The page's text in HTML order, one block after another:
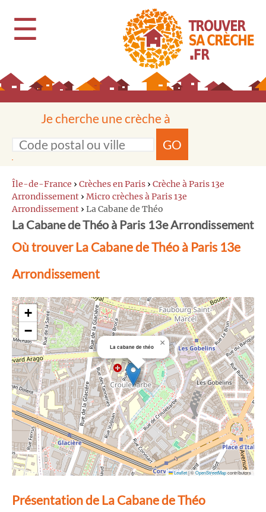
☰
Je cherche une crèche à
GO
Île-de-France › Crèches en Paris › Crèche à Paris 13e
Arrondissement › Micro crèches à Paris 13e
Arrondissement › La Cabane de Théo
La Cabane de Théo à Paris 13e Arrondissement
Où trouver La Cabane de Théo à Paris 13e
Arrondissement
La cabane de théo ×
+
−
Leaflet|©OpenStreetMapcontributors
Présentation de La Cabane de Théo